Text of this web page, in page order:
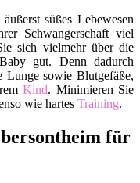
süßes Lebewesen
Schwangerschaft viel
sich vielmehr über die
gut. Denn dadurch
Lunge sowie Blutgefäße,
Kind. Minimieren Sie
wie hartes Training.
für